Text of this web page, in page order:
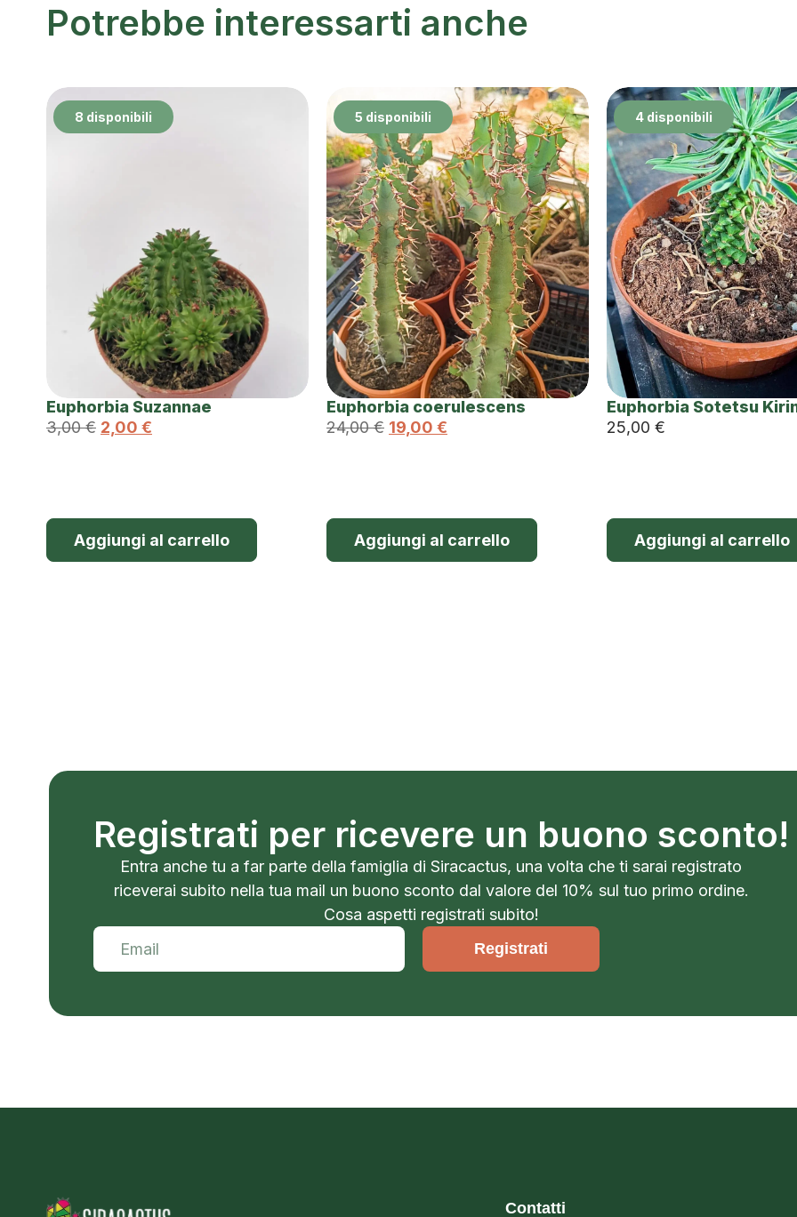
Potrebbe interessarti anche
8 disponibili
Euphorbia Suzannae
3,00€ 2,00 €
Aggiungi al carrello
5 disponibili
Euphorbia coerulescens
24,00€ 19,00 €
Aggiungi al carrello
4 disponibili
Euphorbia Sotetsu
25,00 €
Aggiungi al carrello
Registrati per ricevere un buono sconto!
Entra anche tu a far parte della famiglia di Siracactus, una volta che ti sarai registrato
riceverai subito nella tua mail un buono sconto dal valore del 10% sul tuo primo ordine.
Cosa aspetti registrati subito!
Registrati
Contatti